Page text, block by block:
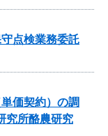
点検業務委託
価契約）の調
究所酪農研究